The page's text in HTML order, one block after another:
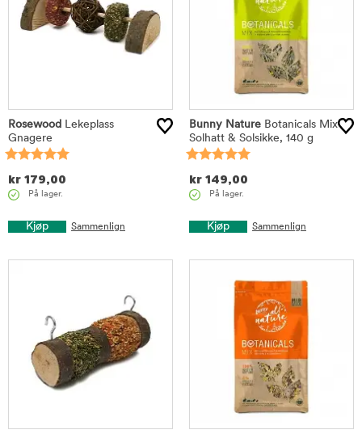
Rosewood Lekeplass
Gnagere
kr 179,00
På lager.
Kjøp Sammenlign
Bunny Nature Botanicals Mix
Solhatt & Solsikke, 140 g
kr 149,00
På lager.
Kjøp Sammenlign